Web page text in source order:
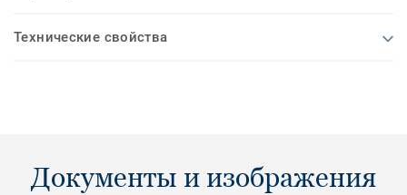
Технические свойства
Документы и изображения